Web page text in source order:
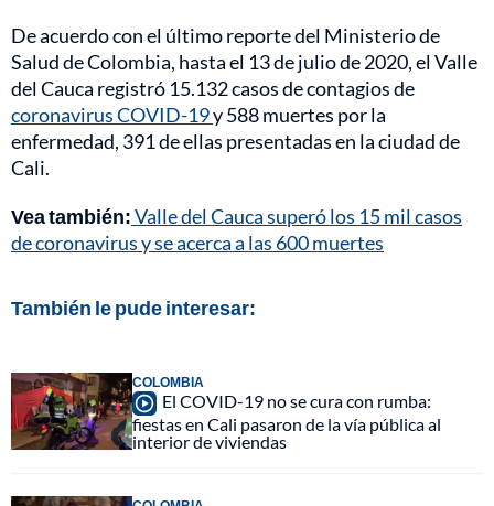
De acuerdo con el último reporte del Ministerio de
Salud de Colombia, hasta el 13 de julio de 2020, el Valle
del Cauca registró 15.132 casos de contagios de
coronavirus COVID-19y 588 muertes por la
enfermedad, 391 de ellas presentadas en la ciudad de
Cali.
Vea también:Valle del Cauca superó los 15 mil casos
de coronavirus y se acerca a las 600 muertes
También le pude interesar:
COLOMBIA
El COVID-19 no se cura con rumba:
fiestas en Cali pasaron de la vía pública al
interior de viviendas